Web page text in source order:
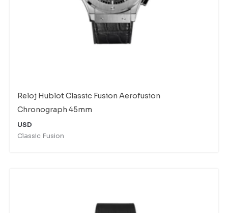
Reloj Hublot Classic Fusion Aerofusion
Chronograph 45mm
USD
Classic Fusion